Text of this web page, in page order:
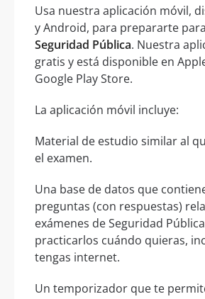
Usa nuestra aplicación móvil,
y Android, para prepararte
Seguridad Pública. Nuestra
gratis y está disponible en
Google Play Store.
La aplicación móvil incluye:
Material de estudio similar al
el examen.
Una base de datos que
preguntas (con respuestas)
exámenes de Seguridad
practicarlos cuándo quieras,
tengas internet.
Un temporizador que te